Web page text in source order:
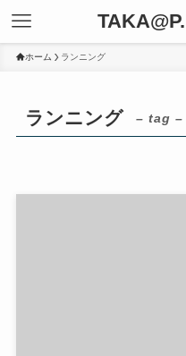
ホーム ランニング
ランニング – tag –